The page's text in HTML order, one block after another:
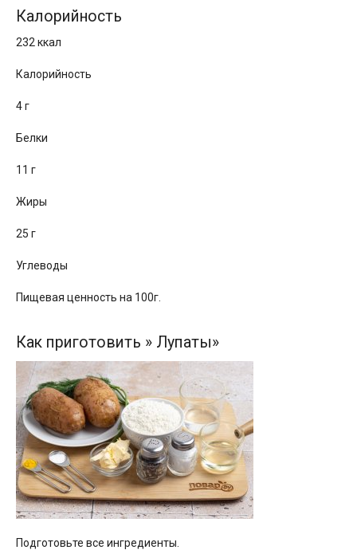
Калорийность
232 ккал
Калорийность
4 г
Белки
11 г
Жиры
25 г
Углеводы
Пищевая ценность на 100г.
Как приготовить » Лупаты»
Подготовьте все ингредиенты.